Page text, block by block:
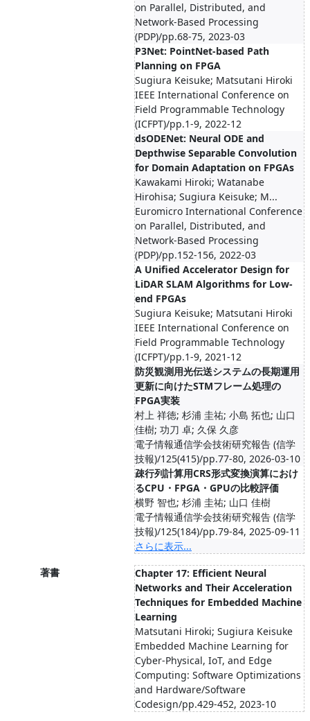
on Parallel, Distributed, and
Network-Based Processing
(PDP)/pp.68-75, 2023-03
P3Net: PointNet-based Path
Planning on FPGA
Sugiura Keisuke; Matsutani Hiroki
IEEE International Conference on
Field Programmable Technology
(ICFPT)/pp.1-9, 2022-12
dsODENet: Neural ODE and
Depthwise Separable Convolution
for Domain Adaptation on FPGAs
Kawakami Hiroki; Watanabe
Hirohisa; Sugiura Keisuke; M...
Euromicro International Conference
on Parallel, Distributed, and
Network-Based Processing
(PDP)/pp.152-156, 2022-03
A Unified Accelerator Design for
LiDAR SLAM Algorithms for Low-
end FPGAs
Sugiura Keisuke; Matsutani Hiroki
IEEE International Conference on
Field Programmable Technology
(ICFPT)/pp.1-9, 2021-12
防災観測用光伝送システムの長期運用
更新に向けたSTMフレーム処理の
FPGA実装
村上 祥徳; 杉浦 圭祐; 小島 拓也; 山口
佳樹; 功刀 卓; 久保 久彦
電子情報通信学会技術研究報告 (信学
技報)/125(415)/pp.77-80, 2026-03-10
疎行列計算用CRS形式変換演算におけ
るCPU・FPGA・GPUの比較評価
横野 智也; 杉浦 圭祐; 山口 佳樹
電子情報通信学会技術研究報告 (信学
技報)/125(184)/pp.79-84, 2025-09-11
さらに表示...
著書
Chapter 17: Efficient Neural
Networks and Their Acceleration
Techniques for Embedded Machine
Learning
Matsutani Hiroki; Sugiura Keisuke
Embedded Machine Learning for
Cyber-Physical, IoT, and Edge
Computing: Software Optimizations
and Hardware/Software
Codesign/pp.429-452, 2023-10